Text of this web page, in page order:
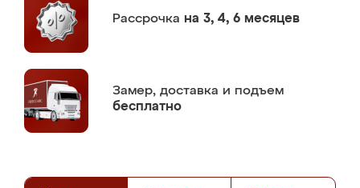
Рассрочка на 3, 4, 6 месяцев
Замер, доставка и подъем
бесплатно